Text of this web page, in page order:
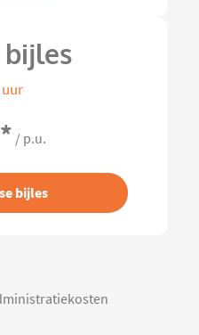
bijles
* / p.u.
bijles